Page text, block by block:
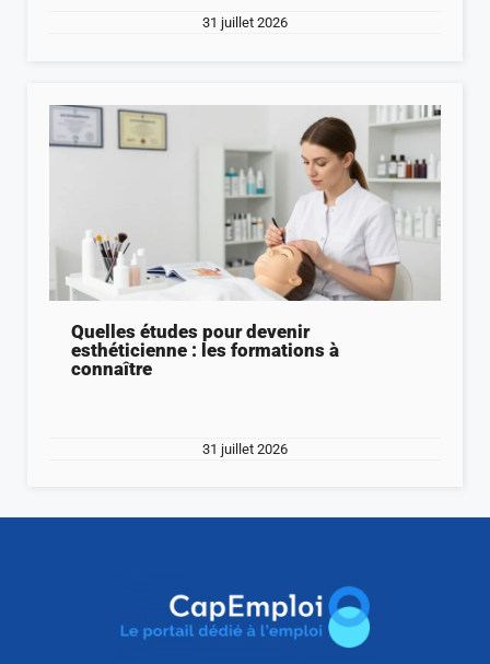
31 juillet 2026
Quelles études pour devenir
esthéticienne : les formations à
connaître
31 juillet 2026